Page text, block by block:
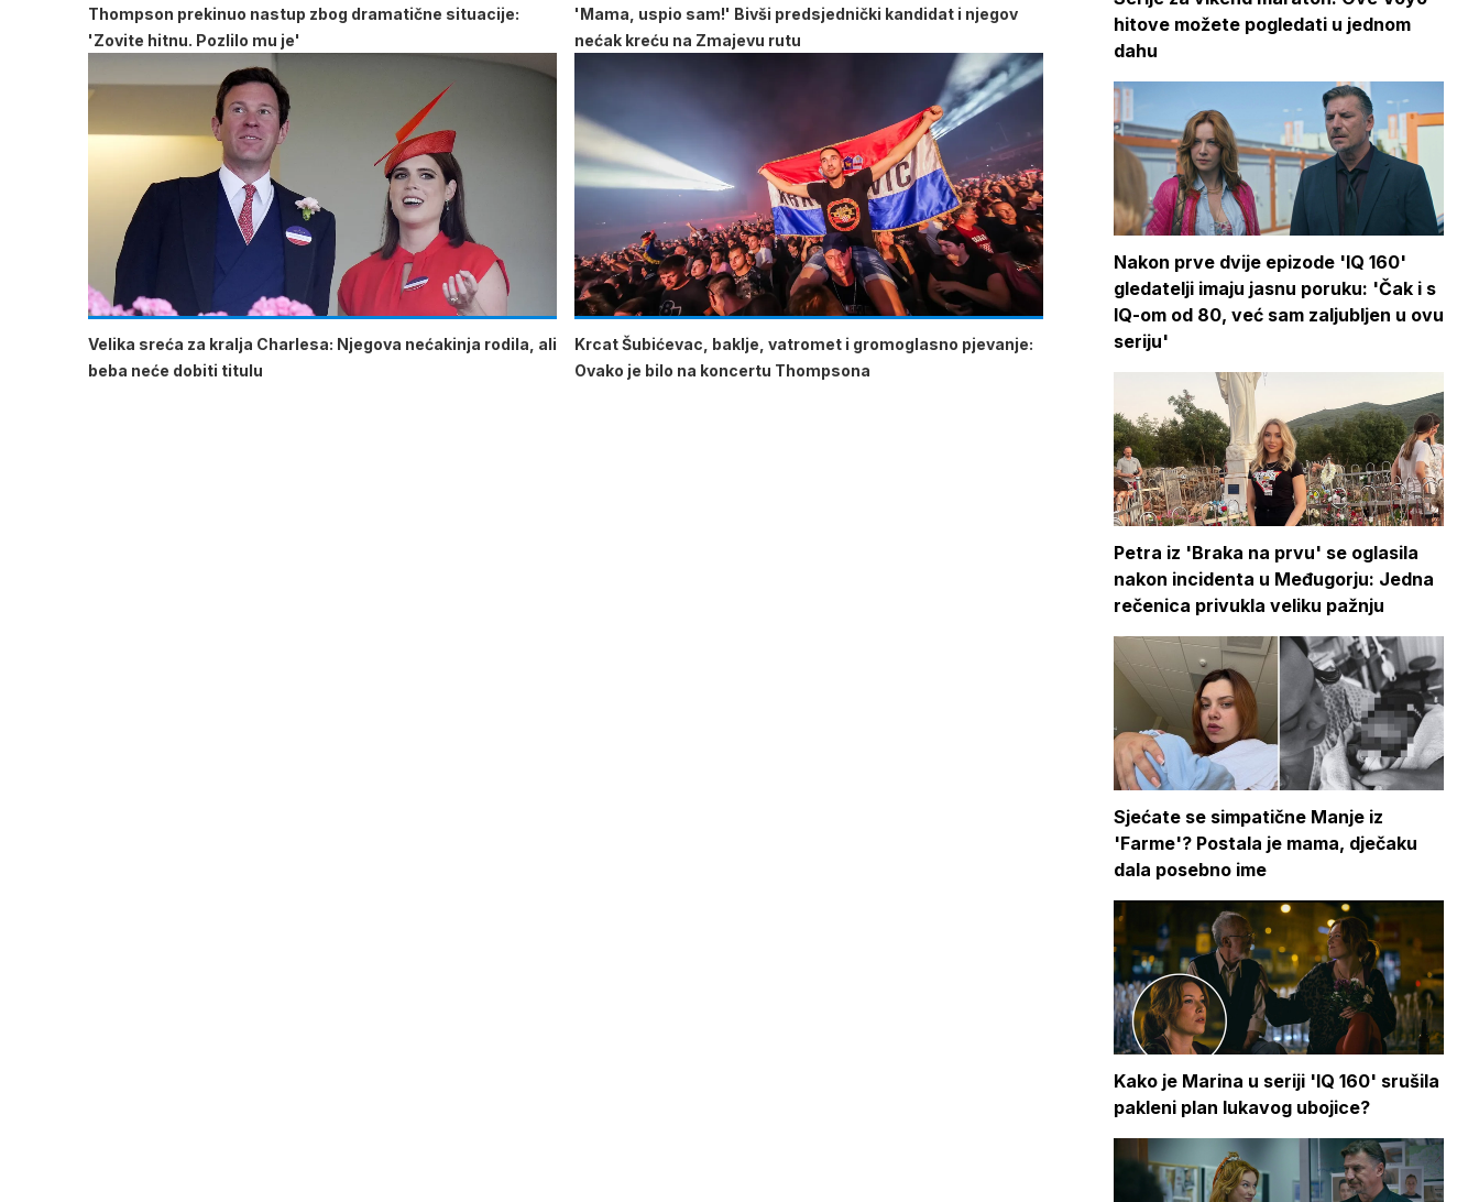
Thompson prekinuo nastup zbog dramatične situacije:
'Zovite hitnu. Pozlilo mu je'
'Mama, uspio sam!' Bivši predsjednički kandidat i njegov
nećak kreću na Zmajevu rutu
Velika sreća za kralja Charlesa: Njegova nećakinja rodila, ali
beba neće dobiti titulu
Krcat Šubićevac, baklje, vatromet i gromoglasno pjevanje:
Ovako je bilo na koncertu Thompsona
hitove možete pogledati u jednom
dahu
Nakon prve dvije epizode 'IQ 160'
gledatelji imaju jasnu poruku: 'Čak i s
IQ-om od 80, već sam zaljubljen u ovu
seriju'
Petra iz 'Braka na prvu' se oglasila
nakon incidenta u Međugorju: Jedna
rečenica privukla veliku pažnju
Sjećate se simpatične Manje iz
'Farme'? Postala je mama, dječaku
dala posebno ime
Kako je Marina u seriji 'IQ 160' srušila
pakleni plan lukavog ubojice?